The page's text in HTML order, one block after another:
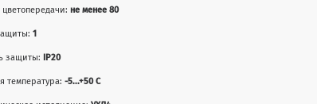
цветопередачи: не менее 80
1
защиты: IP20
температура: -5...+50 С